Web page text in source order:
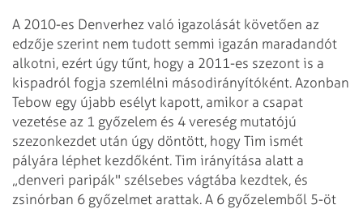
A 2010-es Denverhez való igazolását követően az
edzője szerint nem tudott semmi igazán maradandót
alkotni, ezért úgy tűnt, hogy a 2011-es szezont is a
kispadról fogja szemlélni másodirányítóként. Azonban
Tebow egy újabb esélyt kapott, amikor a csapat
vezetése az 1 győzelem és 4 vereség mutatójú
szezonkezdet után úgy döntött, hogy Tim ismét
pályára léphet kezdőként. Tim irányítása alatt a
„denveri paripák" szélsebes vágtába kezdtek, és
zsinórban 6 győzelmet arattak. A 6 győzelemből 5-öt